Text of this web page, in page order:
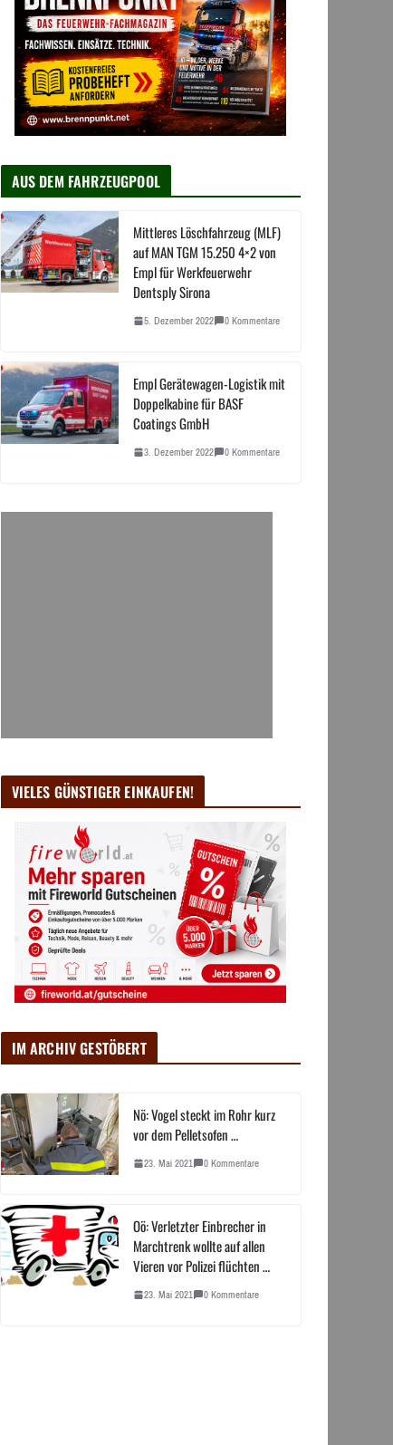
AUS DEM FAHRZEUGPOOL
Mittleres Löschfahrzeug (MLF)
auf MAN TGM 15.250 4×2 von
Empl für Werkfeuerwehr
Dentsply Sirona
5. Dezember 2022 0 Kommentare
Empl Gerätewagen-Logistik mit
Doppelkabine für BASF
Coatings GmbH
3. Dezember 2022 0 Kommentare
VIELES GÜNSTIGER EINKAUFEN!
IM ARCHIV GESTÖBERT
Nö: Vogel steckt im Rohr kurz
vor dem Pelletsofen …
23. Mai 2021 0 Kommentare
Oö: Verletzter Einbrecher in
Marchtrenk wollte auf allen
Vieren vor Polizei flüchten …
23. Mai 2021 0 Kommentare